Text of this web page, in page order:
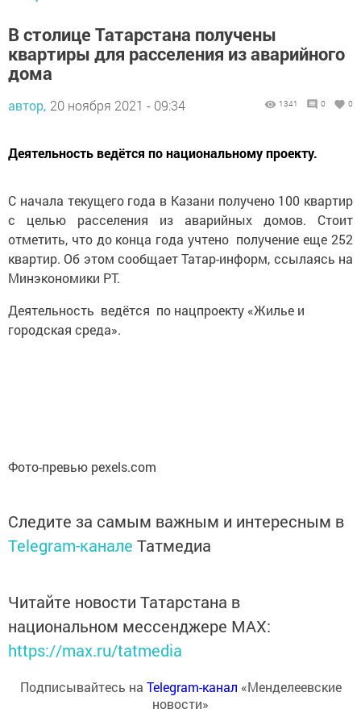
В столице Татарстана получены
квартиры для расселения из аварийного
дома
автор, 20 ноября 2021 - 09:34 1341 0 0
Деятельность ведётся по национальному проекту.
С начала текущего года в Казани получено 100 квартир
с целью расселения из аварийных домов. Стоит
отметить, что до конца года учтено получение еще 252
квартир. Об этом сообщает Татар-информ, ссылаясь на
Минэкономики РТ.
Деятельность ведётся по нацпроекту «Жилье и
городская среда».
Фото-превью pexels.com
Следите за самым важным и интересным в
Telegram-канале Татмедиа
Читайте новости Татарстана в
национальном мессенджере MАХ:
https://max.ru/tatmedia
Подписывайтесь на Telegram-канал «Менделеевские
новости»